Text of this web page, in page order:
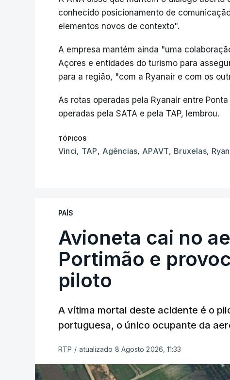
conhecido posicionamento de
elementos novos de contexto".
A empresa mantém ainda "uma
Açores e entidades do turismo para
para a região, "com a Ryanair e com os
As rotas operadas pela Ryanair entre
operadas pela SATA e pela TAP, lembrou.
TÓPICOS
Vinci, TAP, Agências, APAVT, Bruxelas,
PAÍS
Avioneta cai no
Portimão e
piloto
A vítima mortal deste acidente é o
portuguesa, o único ocupante da
RTP / atualizado 8 Agosto 2026, 11:33